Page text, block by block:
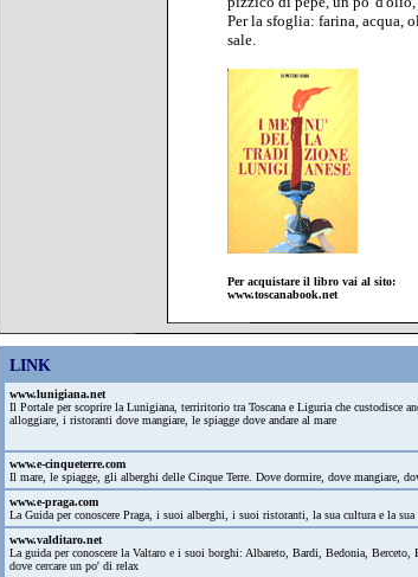
Per la sfoglia: farina, acqua,
sale.
Per acquistare il libro vai al sito:
www.toscanabook.net
LINK
www.lunigiana.net
Il Portale per scoprire la Lunigiana, terriritorio tra Toscana e Liguria che
alloggiare, i ristoranti dove mangiare, le spiagge dove andare al mare
www.e-cinqueterre.com
Il mare, le spiagge, gli alberghi delle Cinque Terre. Dove dormire, dove mangiare,
www.e-praga.com
La Guida per conoscere Praga, i suoi alberghi, i suoi ristoranti, la sua cultura e la
www.valditaro.net
La guida per conoscere la Valtaro e i suoi borghi: Albareto, Bardi, Bedonia,
dove cercare un po' di relax